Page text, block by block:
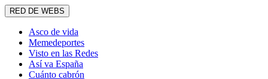
RED DE WEBS
Asco de vida
Memedeportes
Visto en las Redes
Así va España
Cuánto cabrón